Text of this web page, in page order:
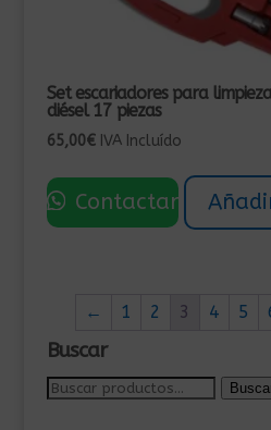
Set escariadores para
diésel 17 piezas
65,00€ IVA Incluído
Contactar
← 1 2 3 4 5
Buscar
Buscar